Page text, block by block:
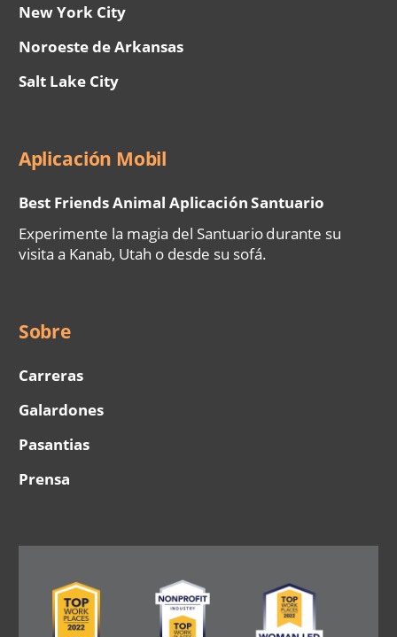
New York City
Noroeste de Arkansas
Salt Lake City
Aplicación Mobil
Best Friends Animal Aplicación Santuario
Experimente la magia del Santuario durante su
visita a Kanab, Utah o desde su sofá.
Sobre
Carreras
Galardones
Pasantias
Prensa
Image Image Image